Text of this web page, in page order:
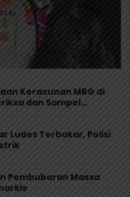
Keracunan MBG di
dan Sampel
Ludes Terbakar, Polisi
Pembubaran Massa